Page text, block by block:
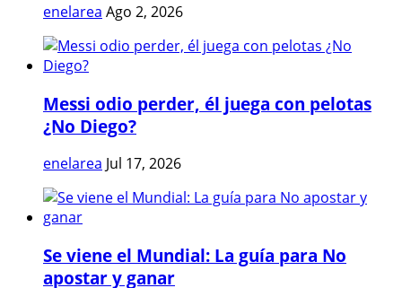
enelarea Ago 2, 2026
Messi odio perder, él juega con pelotas
¿No Diego?
enelarea Jul 17, 2026
Se viene el Mundial: La guía para No
apostar y ganar